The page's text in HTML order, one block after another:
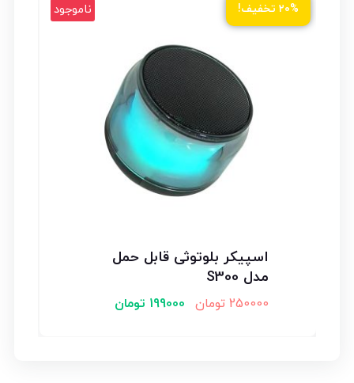
۲۰% تخفیف! ناموجود
اسپیکر بلوتوثی قابل حمل
مدل S300
250000 تومان 199000 تومان